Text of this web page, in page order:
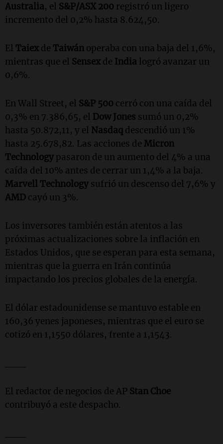
Australia, el S&P/ASX 200 registró un ligero
incremento del 0,2% hasta 8.624,50.
El Taiexde Taiwán operaba con una baja del 1,6%,
mientras que el Sensexde India logró avanzar un
0,6%.
En Wall Street, el S&P 500 cerró con una caída del
0,3% en 7.386,65, el Dow Jones sumó un 0,2%
hasta 50.872,11, y el Nasdaq descendió un 1%
hasta 25.678,82. Las acciones de Micron
Technology pasaron de un aumento del 4% a una
caída del 10% antes de cerrar un 1,4% a la baja.
Marvell Technology sufrió un descenso del 7,6% y
AMD cayó un 3%.
Los inversores también están atentos a las
próximas actualizaciones sobre la inflación en
Estados Unidos, que se esperan para esta semana,
mientras que la guerra en Irán continúa
impactando los precios globales de la energía.
El dólar estadounidense se mantuvo estable en
160,36 yenes japoneses, mientras que el euro se
cotizó en 1,1550 dólares, frente a 1,1543.
El redactor de negocios de AP Stan Choe
contribuyó a este despacho.